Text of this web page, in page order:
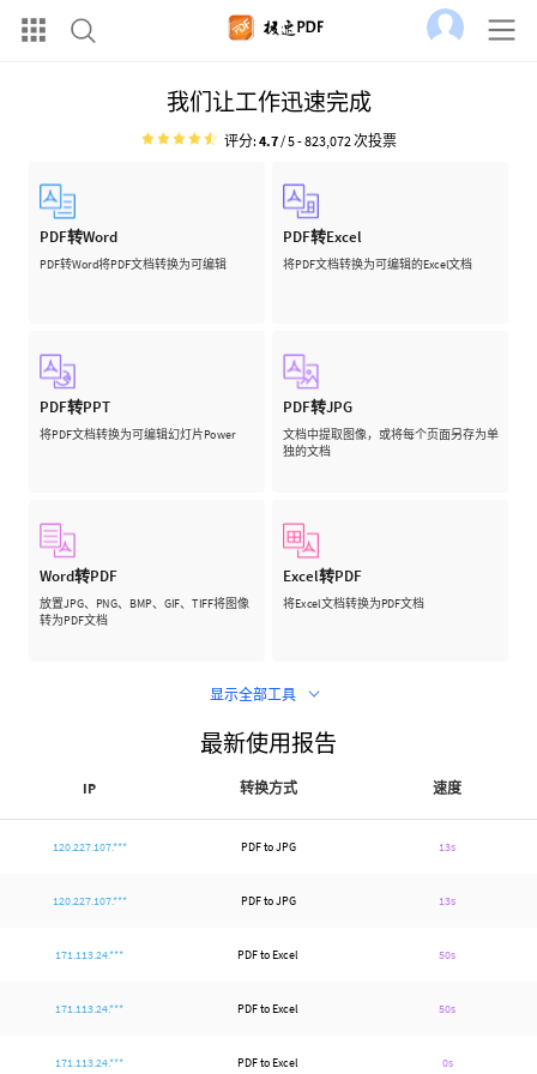
我们让工作迅速完成
评分: 4.7 / 5 -823,072 次投票
PDF转Word
PDF转Word将PDF文档转换为可编辑
PDF转Excel
将PDF文档转换为可编辑的Excel文档
PDF转PPT
将PDF文档转换为可编辑幻灯片Power
PDF转JPG
文档中提取图像，或将每个页面另存为单
独的文档
Word转PDF
放置JPG、PNG、BMP、GIF、TIFF将图像
转为PDF文档
Excel转PDF
将Excel文档转换为PDF文档
显示全部工具
最新使用报告
IP 转换方式 速度
120.227.107.*** PDF to JPG 13s
120.227.107.*** PDF to JPG 13s
171.113.24.*** PDF to Excel 50s
171.113.24.*** PDF to Excel 50s
171.113.24.*** PDF to Excel 0s